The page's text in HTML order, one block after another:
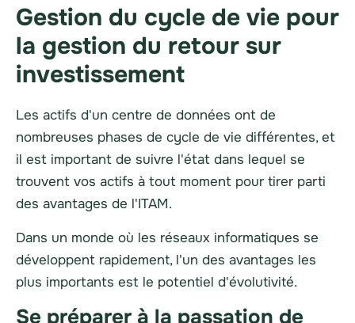
Gestion du cycle de vie pour
la gestion du retour sur
investissement
Les actifs d'un centre de données ont de
nombreuses phases de cycle de vie différentes, et
il est important de suivre l'état dans lequel se
trouvent vos actifs à tout moment pour tirer parti
des avantages de l'ITAM.
Dans un monde où les réseaux informatiques se
développent rapidement, l'un des avantages les
plus importants est le potentiel d'évolutivité.
Se préparer à la passation de